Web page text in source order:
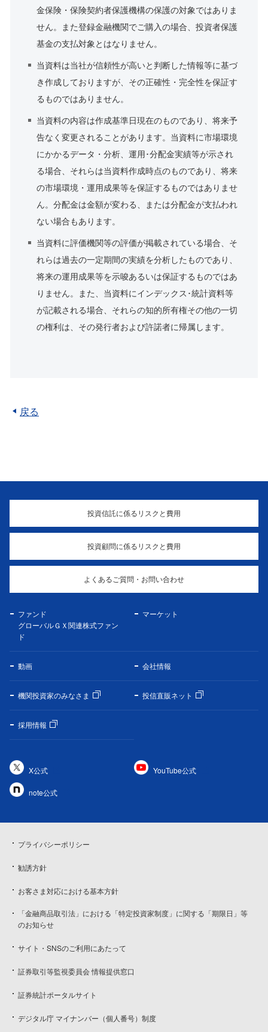
金保険・保険契約者保護機構の保護の対象ではありま
せん。また登録金融機関でご購入の場合、投資者保護
基金の支払対象とはなりません。
当資料は当社が信頼性が高いと判断した情報等に基づ
き作成しておりますが、その正確性・完全性を保証す
るものではありません。
当資料の内容は作成基準日現在のものであり、将来予
告なく変更されることがあります。当資料に市場環境
にかかるデータ・分析、運用･分配金実績等が示され
る場合、それらは当資料作成時点のものであり、将来
の市場環境・運用成果等を保証するものではありませ
ん。分配金は金額が変わる、または分配金が支払われ
ない場合もあります。
当資料に評価機関等の評価が掲載されている場合、そ
れらは過去の一定期間の実績を分析したものであり、
将来の運用成果等を示唆あるいは保証するものではあ
りません。また、当資料にインデックス･統計資料等
が記載される場合、それらの知的所有権その他の一切
の権利は、その発行者および許諾者に帰属します。
戻る
投資信託に係るリスクと費用
投資顧問に係るリスクと費用
よくあるご質問・お問い合わせ
ファンド
グローバルＧＸ関連株式ファン
ド
マーケット
動画 会社情報
機関投資家のみなさま 投信直販ネット
採用情報
X公式 YouTube公式
note公式
プライバシーポリシー
勧誘方針
お客さま対応における基本方針
「金融商品取引法」における「特定投資家制度」に関する「期限日」等
のお知らせ
サイト・SNSのご利用にあたって
証券取引等監視委員会 情報提供窓口
証券統計ポータルサイト
デジタル庁 マイナンバー（個人番号）制度